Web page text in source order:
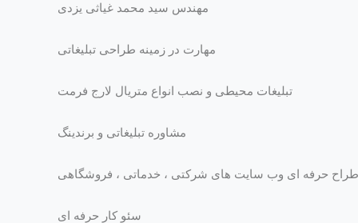
مهندس سید محمد غیاثی یزدی
مهارت در زمینه طراحی تبلیغاتی
تبلیغات محیطی و نصب انواع متریال لارج فرمت
مشاوره تبلیغاتی و برندینگ
طراح حرفه ای وب سایت های شرکتی ، خدماتی ، فروشگاهی
سئو کار حرفه ای